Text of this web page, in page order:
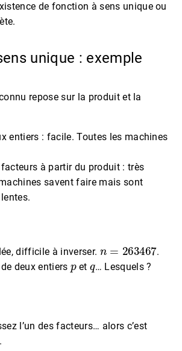
de fonction à sens unique ou
unique : exemple
repose sur la produit et la
entiers : facile. Toutes les machines
facteurs à partir du produit : très
savent faire mais sont
difficile à inverser.
263467
.
deux entiers
p
et
q
… Lesquels ?
l’un des facteurs… alors c’est
.